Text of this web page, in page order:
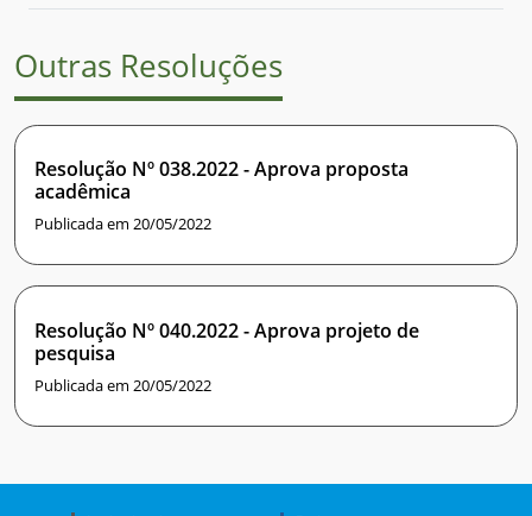
Outras Resoluções
Resolução Nº 038.2022 - Aprova proposta
acadêmica
Publicada em 20/05/2022
Resolução Nº 040.2022 - Aprova projeto de
pesquisa
Publicada em 20/05/2022